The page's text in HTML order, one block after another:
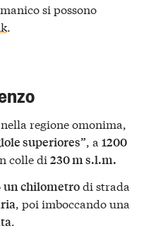
si possono
.
nella regione omonima,
superiores”, a 1200
colle di 230 m s.l.m.
un chilometrodi strada
, poi imboccando una